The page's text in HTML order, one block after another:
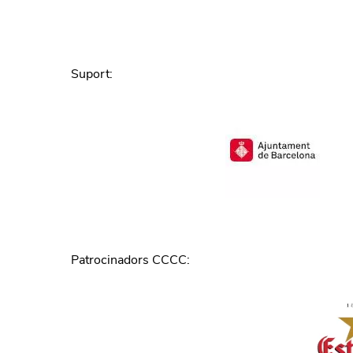
Suport:
Patrocinadors CCCC: